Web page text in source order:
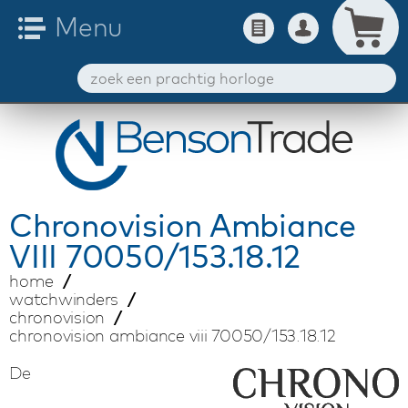
Chronovision Ambiance
VIII 70050/153.18.12
home
watchwinders
chronovision
chronovision ambiance viii 70050/153.18.12
De